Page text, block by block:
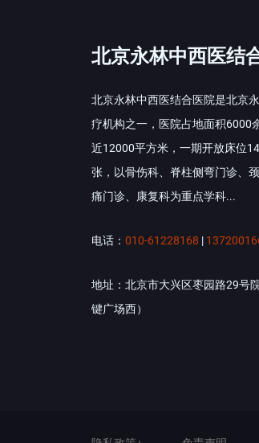
北京永林中西医结
北京永林中西医结合医院是北京
疗机构之一，医院占地面积6000
近12000平方米，一期开放床位
张，以骨伤科、脊柱侧弯门诊、
痛门诊、康复科为重点学科...
电话： 010-61228168 |
地址：北京市大兴区枣园路29号
键广场西）